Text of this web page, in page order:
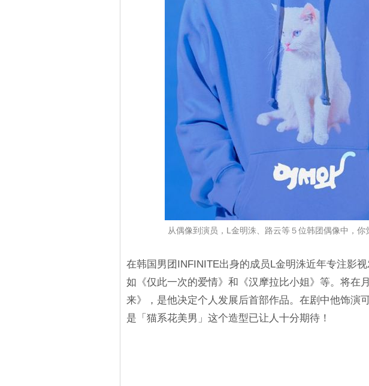
从偶像到演员，L金明洙、路云等５位韩团偶像中，你
在韩国男团INFINITE出身的成员L金明洙近年专注影
如《仅此一次的爱情》和《汉摩拉比小姐》等。将在
来》，是他决定个人发展后首部作品。在剧中他饰演
是「猫系花美男」这个造型已让人十分期待！